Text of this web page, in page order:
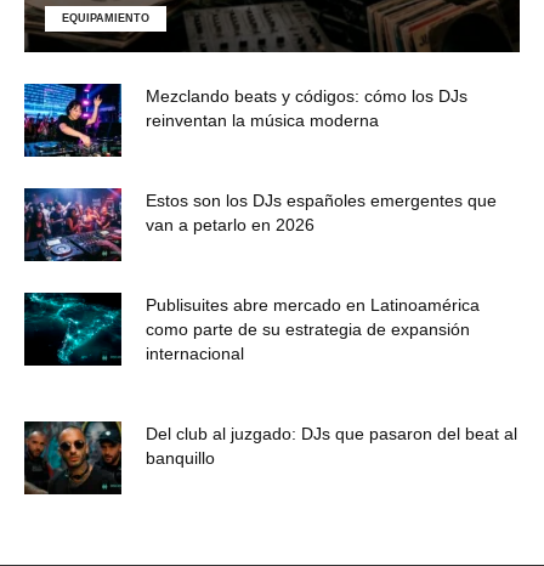
EQUIPAMIENTO
Mezclando beats y códigos: cómo los DJs
reinventan la música moderna
Estos son los DJs españoles emergentes que
van a petarlo en 2026
Publisuites abre mercado en Latinoamérica
como parte de su estrategia de expansión
internacional
Del club al juzgado: DJs que pasaron del beat al
banquillo